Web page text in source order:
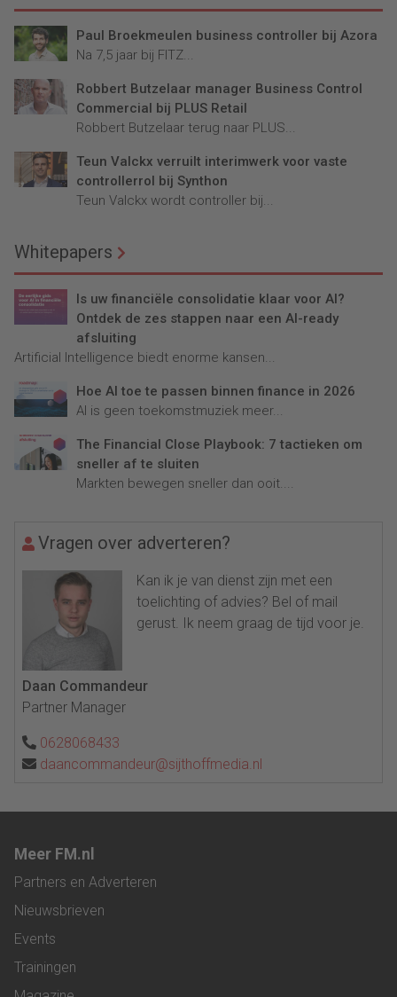
Paul Broekmeulen business controller bij Azora
Na 7,5 jaar bij FITZ...
Robbert Butzelaar manager Business Control
Commercial bij PLUS Retail
Robbert Butzelaar terug naar PLUS...
Teun Valckx verruilt interimwerk voor vaste
controllerrol bij Synthon
Teun Valckx wordt controller bij...
Whitepapers
Is uw financiële consolidatie klaar voor AI?
Ontdek de zes stappen naar een AI-ready
afsluiting
Artificial Intelligence biedt enorme kansen...
Hoe AI toe te passen binnen finance in 2026
AI is geen toekomstmuziek meer...
The Financial Close Playbook: 7 tactieken om
sneller af te sluiten
Markten bewegen sneller dan ooit....
Vragen over adverteren?
Kan ik je van dienst zijn met een
toelichting of advies? Bel of mail
gerust. Ik neem graag de tijd voor je.
Daan Commandeur
Partner Manager
0628068433
daancommandeur@sijthoffmedia.nl
Meer FM.nl
Partners en Adverteren
Nieuwsbrieven
Events
Trainingen